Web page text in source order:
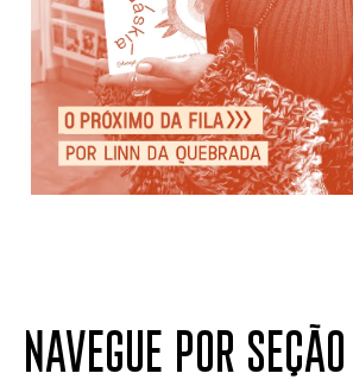
NAVEGUE POR SEÇÃO